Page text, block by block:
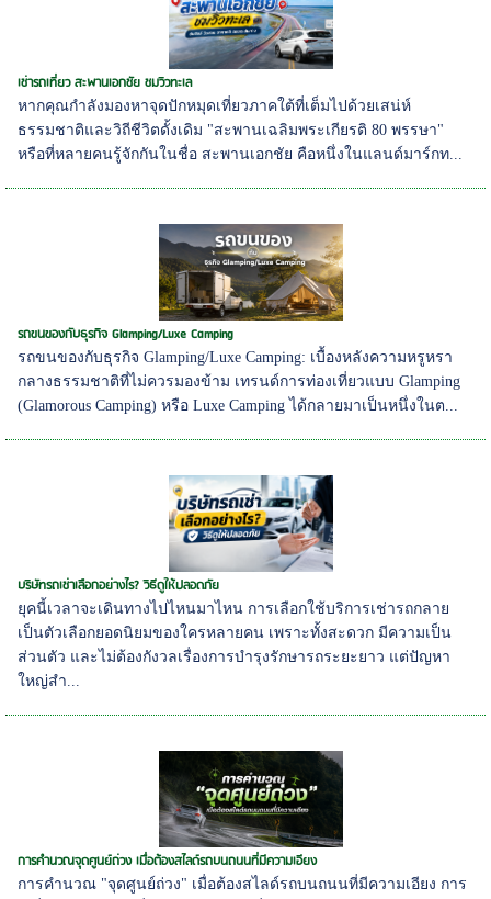
เช่ารถเที่ยว สะพานเอกชัย ชมวิวทะเล
หากคุณกำลังมองหาจุดปักหมุดเที่ยวภาคใต้ที่เต็มไปด้วยเสน่ห์
ธรรมชาติและวิถีชีวิตดั้งเดิม "สะพานเฉลิมพระเกียรติ 80 พรรษา"
หรือที่หลายคนรู้จักกันในชื่อ สะพานเอกชัย คือหนึ่งในแลนด์มาร์กท...
รถขนของกับธุรกิจ Glamping/Luxe Camping
รถขนของกับธุรกิจ Glamping/Luxe Camping: เบื้องหลังความหรูหรา
กลางธรรมชาติที่ไม่ควรมองข้าม เทรนด์การท่องเที่ยวแบบ Glamping
(Glamorous Camping) หรือ Luxe Camping ได้กลายมาเป็นหนึ่งในต...
บริษัทรถเช่าเลือกอย่างไร? วิธีดูให้ปลอดภัย
ยุคนี้เวลาจะเดินทางไปไหนมาไหน การเลือกใช้บริการเช่ารถกลาย
เป็นตัวเลือกยอดนิยมของใครหลายคน เพราะทั้งสะดวก มีความเป็น
ส่วนตัว และไม่ต้องกังวลเรื่องการบำรุงรักษารถระยะยาว แต่ปัญหา
ใหญ่สำ...
การคำนวณจุดศูนย์ถ่วง เมื่อต้องสไลด์รถบนถนนที่มีความเอียง
การคำนวณ "จุดศูนย์ถ่วง" เมื่อต้องสไลด์รถบนถนนที่มีความเอียง การ